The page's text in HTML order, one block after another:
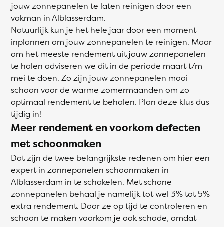
jouw zonnepanelen te laten reinigen door een
vakman in Alblasserdam.
Natuurlijk kun je het hele jaar door een moment
inplannen om jouw zonnepanelen te reinigen. Maar
om het meeste rendement uit jouw zonnepanelen
te halen adviseren we dit in de periode maart t/m
mei te doen. Zo zijn jouw zonnepanelen mooi
schoon voor de warme zomermaanden om zo
optimaal rendement te behalen. Plan deze klus dus
tijdig in!
Meer rendement en voorkom defecten
met schoonmaken
Dat zijn de twee belangrijkste redenen om hier een
expert in zonnepanelen schoonmaken in
Alblasserdam in te schakelen. Met schone
zonnepanelen behaal je namelijk tot wel 3% tot 5%
extra rendement. Door ze op tijd te controleren en
schoon te maken voorkom je ook schade, omdat